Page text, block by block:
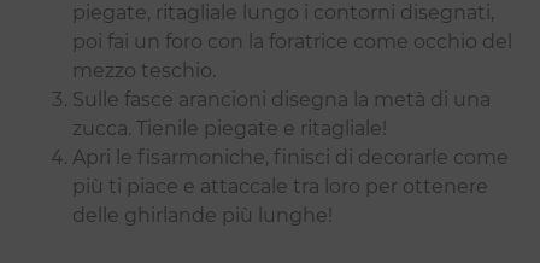
piegate, ritagliale lungo i contorni disegnati,
poi fai un foro con la foratrice come occhio del
mezzo teschio.
Sulle fasce arancioni disegna la metà di una
zucca. Tienile piegate e ritagliale!
Apri le fisarmoniche, finisci di decorarle come
più ti piace e attaccale tra loro per ottenere
delle ghirlande più lunghe!